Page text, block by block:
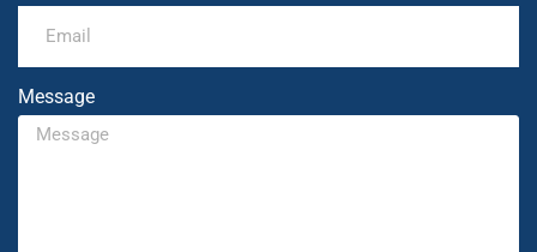
Message